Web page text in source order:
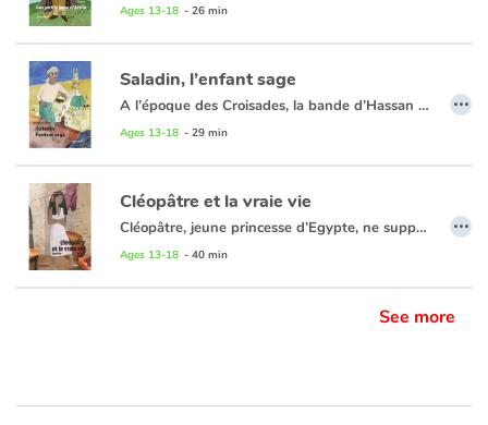
Ages 13-18 - 26 min
Saladin, l’enfant sage
A l’époque des Croisades, la bande d’Hassan à kidnappé deux enfants francs dans le souk de Balbeek, petite ville commerçante syrienne aux confins des principautés Franques d’Orient. La cité est en effervescence entre les parents occidentaux à la recherche de leurs enfants et les habitants incrédules. Selon Hicham, de la bande d’Hassan mais ami de Youssef, fils du gouverneur et futur Roi de tout le monde musulman, seul ce dernier peut les tirer d’affaire. Mais Hassan déteste Youssef et croit obtenir la gloire en sacrifiant les enfants des ennemis.
Ages 13-18 - 29 min
…
Cléopâtre et la vraie vie
Cléopâtre, jeune princesse d’Egypte, ne supporte plus la souffrance de son peuple, confinée qu’elle est dans son univers protégé de princesse de rang, et entourée de serviteurs dévoués mais hypocrites. Malgré les sarcasmes de sa grande sœur Bérénice, héritière désignée du Trône, Cléopâtre s’entête à essayer d’attirer l’attention de Pharaon sur les misères du bas peuple. Mais quand son père, maître absolu de l’Empire, disparaît, Cléopâtre n’a d’autre envie que de retrouver celui qui l’a toujours protégée et pour lequel elle voue une admiration sans limite.
Ages 13-18 - 40 min
…
See more